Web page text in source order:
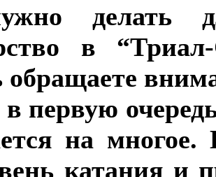
делать
в
обращаете
первую
на многое.
катания и